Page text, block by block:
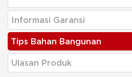
Informasi Garansi
Tips Bahan Bangunan
Ulasan Produk